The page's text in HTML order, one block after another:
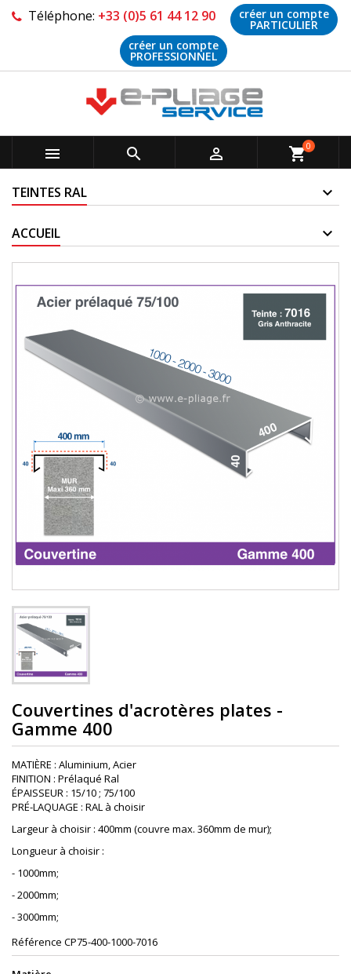
Téléphone: +33 (0)5 61 44 12 90 créer un compte
PARTICULIER
créer un compte
PROFESSIONNEL
   shopping_cart0
TEINTES RAL
ACCUEIL
Couvertines d'acrotères plates -
Gamme 400
MATIÈRE : Aluminium, Acier
FINITION : Prélaqué Ral
ÉPAISSEUR : 15/10 ; 75/100
PRÉ-LAQUAGE : RAL à choisir
Largeur à choisir : 400mm (couvre max. 360mm de mur);
Longueur à choisir :
- 1000mm;
- 2000mm;
- 3000mm;
Référence CP75-400-1000-7016